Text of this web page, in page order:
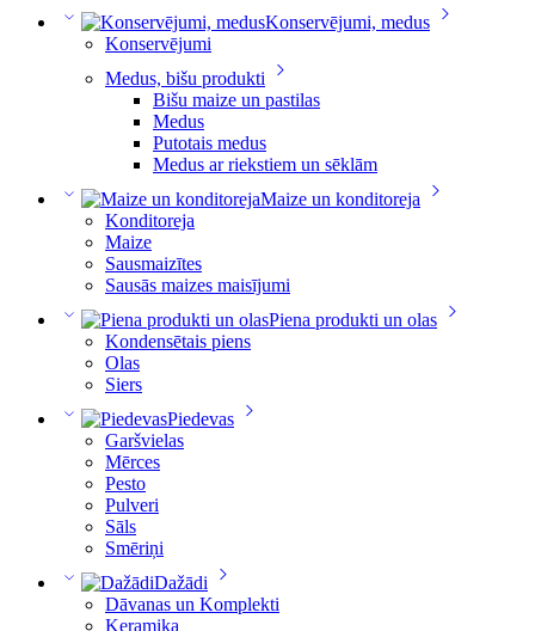
Konservējumi, medus
Konservējumi
Medus, bišu produkti
Bišu maize un pastilas
Medus
Putotais medus
Medus ar riekstiem un sēklām
Maize un konditoreja
Konditoreja
Maize
Sausmaizītes
Sausās maizes maisījumi
Piena produkti un olas
Kondensētais piens
Olas
Siers
Piedevas
Garšvielas
Mērces
Pesto
Pulveri
Sāls
Smēriņi
Dažādi
Dāvanas un Komplekti
Keramika